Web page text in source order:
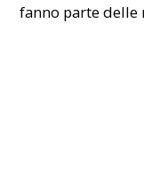
fanno parte delle